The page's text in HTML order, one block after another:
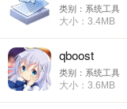
类别：系统工具
大小：3.4MB
qboost
类别：系统工具
大小：3.6MB